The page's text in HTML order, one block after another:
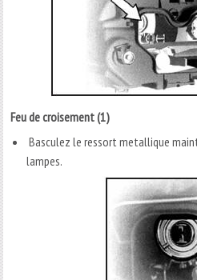
Feu de croisement (1)
Basculez le ressort metallique
lampes.